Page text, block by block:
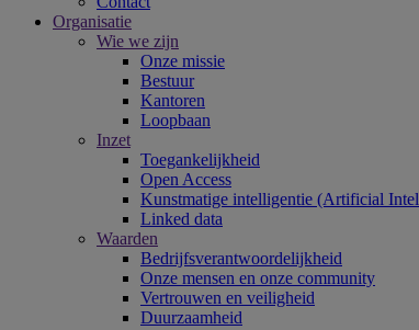
Organisatie
Wie we zijn
Onze missie
Bestuur
Kantoren
Loopbaan
Inzet
Toegankelijkheid
Open Access
Kunstmatige intelligentie (Artificial
Linked data
Waarden
Bedrijfsverantwoordelijkheid
Onze mensen en onze community
Vertrouwen en veiligheid
Duurzaamheid